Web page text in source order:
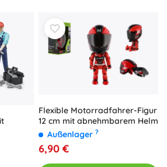
Flexible Motorradfahrer-Figur
12 cm mit abnehmbarem Helm
Außenlager ?
6,90 €